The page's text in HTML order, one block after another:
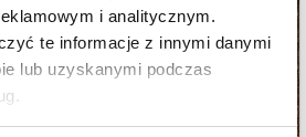
i analitycznym.
te informacje z innymi danymi
lub uzyskanymi podczas